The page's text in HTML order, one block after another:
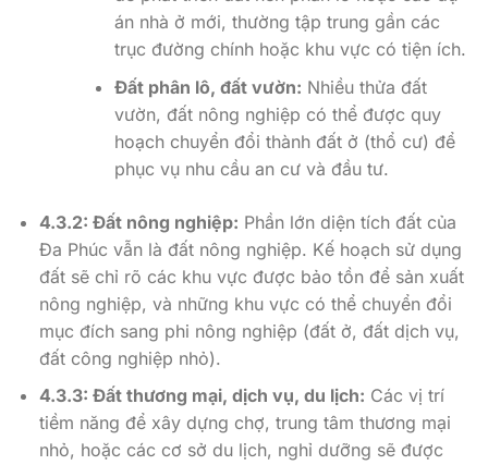
án nhà ở mới, thường tập trung gần các
trục đường chính hoặc khu vực có tiện ích.
Đất phân lô, đất vườn: Nhiều thửa đất
vườn, đất nông nghiệp có thể được quy
hoạch chuyển đổi thành đất ở (thổ cư) để
phục vụ nhu cầu an cư và đầu tư.
4.3.2: Đất nông nghiệp: Phần lớn diện tích đất của
Đa Phúc vẫn là đất nông nghiệp. Kế hoạch sử dụng
đất sẽ chỉ rõ các khu vực được bảo tồn để sản xuất
nông nghiệp, và những khu vực có thể chuyển đổi
mục đích sang phi nông nghiệp (đất ở, đất dịch vụ,
đất công nghiệp nhỏ).
4.3.3: Đất thương mại, dịch vụ, du lịch: Các vị trí
tiềm năng để xây dựng chợ, trung tâm thương mại
nhỏ, hoặc các cơ sở du lịch, nghỉ dưỡng sẽ được